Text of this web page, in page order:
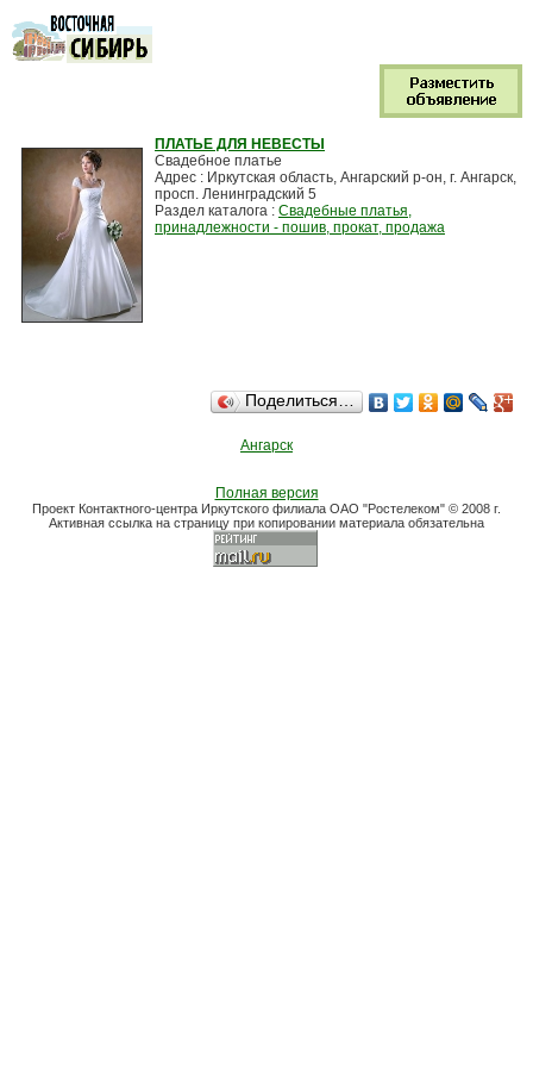
ПЛАТЬЕ ДЛЯ НЕВЕСТЫ
Cвадебное платье
Адрес : Иркутская область, Ангарский р-он, г. Ангарск,
просп. Ленинградский 5
Раздел каталога : Свадебные платья,
принадлежности - пошив, прокат, продажа
Поделиться…
Ангарск
Полная версия
Проект Контактного-центра Иркутского филиала ОАО "Ростелеком" © 2008 г.
Активная ссылка на страницу при копировании материала обязательна